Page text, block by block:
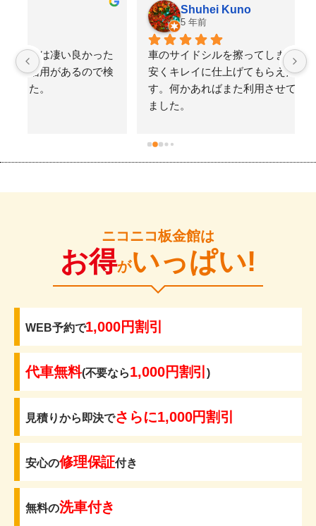
Shuhei Kuno
車のサイドシルを擦ってしまい修理を依頼。早く
安くキレイに仕上げてもらえたのでかなり満足で
す。何かあればまた利用させてもらいたいと思い
ニコニコ板金館は
お得がいっぱい!
WEB予約で1,000円割引
代車無料(不要なら1,000円割引)
見積りから即決でさらに1,000円割引
安心の修理保証付き
無料の洗車付き